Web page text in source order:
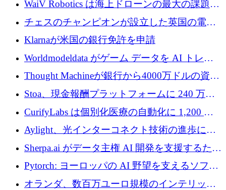
WaiV Robotics は海上ドローンの最大の課題の
1 つをどのように解決しているか
チェスのチャンピオンが設立した英国の電池
材料スタートアップ TaiSan が 465 万ポンドを
Klarnaが米国の銀行免許を申請
Worldmodeldata がゲーム データを AI トレー
ニングに変えるために 700 万ポンドを獲得
Thought Machineが銀行から4000万ドルの資金
調達、年間収益1億ドルを突破
Stoa、現金報酬プラットフォームに 240 万ド
ルを確保
CurifyLabs は個別化医療の自動化に 1,200 万
ユーロを寄付
Aylight、光インターコネクト技術の進歩に向
けて450万ユーロのプレシードラウンドを終了
Sherpa.ai がデータ主権 AI 開発を支援するため
に 1,800 万ドルを調達
Pytorch: ヨーロッパの AI 野望を支えるソフト
ウェア層
オランダ、数百万ユーロ規模のインテリック